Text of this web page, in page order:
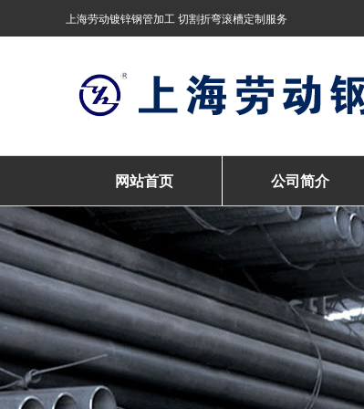
上海劳动镀锌钢管加工 切割折弯滚槽定制服务
网站首页 公司简介